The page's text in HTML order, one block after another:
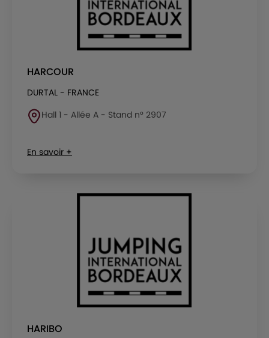
HARCOUR
DURTAL - FRANCE
Hall 1 - Allée A - Stand n° 2907
En savoir +
HARIBO